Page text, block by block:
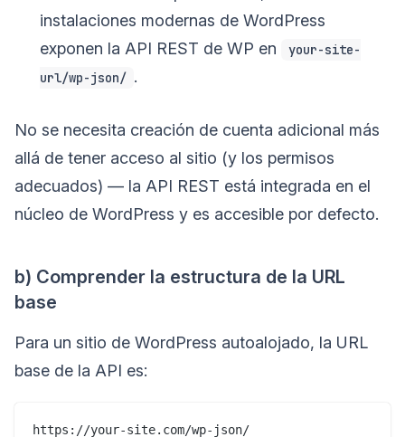
instalaciones modernas de WordPress
exponen la API REST de WP en
your-site-
url/wp-json/ .
No se necesita creación de cuenta adicional más
allá de tener acceso al sitio (y los permisos
adecuados) — la API REST está integrada en el
núcleo de WordPress y es accesible por defecto.
b) Comprender la estructura de la URL
base
Para un sitio de WordPress autoalojado, la URL
base de la API es: